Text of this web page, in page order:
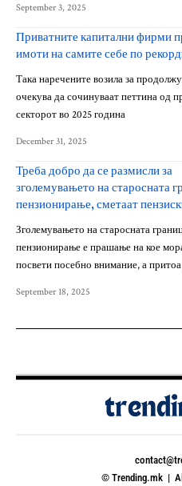
September 3, 2025
Приватните капитални фирми
имоти на самите себе по
Така наречените возила за
очекува да сочинуваат петтина од
секторот во 2025 година
December 31, 2025
Треба добро да се размисли за
зголемувањето на старосната
пензионирање, сметаат
Зголемувањето на старосната
пензионирање е прашање на кое
посвети посебно внимание, а
September 18, 2025
© Trending.mk |